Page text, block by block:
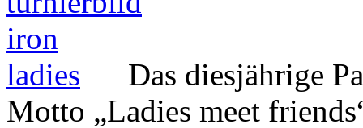
Das diesjährige
Motto „Ladies meet